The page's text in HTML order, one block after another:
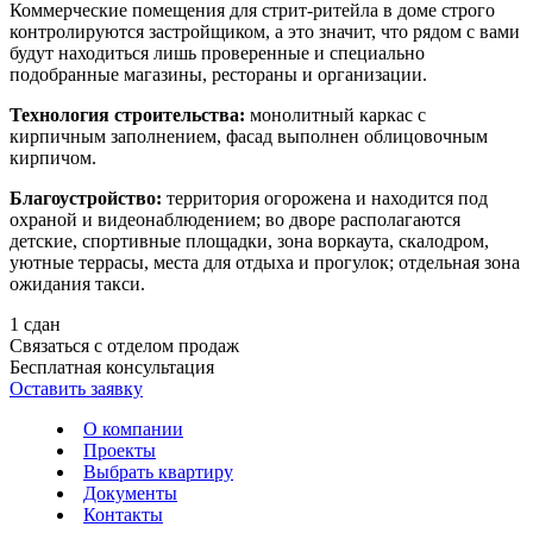
Коммерческие помещения для стрит-ритейла в доме строго
контролируются застройщиком, а это значит, что рядом с вами
будут находиться лишь проверенные и специально
подобранные магазины, рестораны и организации.
Технология строительства: монолитный каркас с
кирпичным заполнением, фасад выполнен облицовочным
кирпичом.
Благоустройство: территория огорожена и находится под
охраной и видеонаблюдением; во дворе располагаются
детские, спортивные площадки, зона воркаута, скалодром,
уютные террасы, места для отдыха и прогулок; отдельная зона
ожидания такси.
1 сдан
Связаться с отделом продаж
Бесплатная консультация
Оставить заявку
О компании
Проекты
Выбрать квартиру
Документы
Контакты